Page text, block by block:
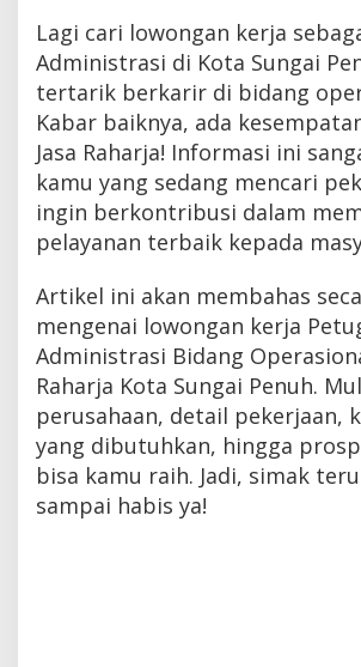
Lagi cari lowongan kerja
Administrasi di Kota Sungai
tertarik berkarir di bidang
Kabar baiknya, ada
Jasa Raharja! Informasi ini
kamu yang sedang mencari
ingin berkontribusi dalam
pelayanan terbaik kepada
Artikel ini akan membahas
mengenai lowongan kerja
Administrasi Bidang
Raharja Kota Sungai Penuh.
perusahaan, detail pekerjaan,
yang dibutuhkan, hingga
bisa kamu raih. Jadi, simak
sampai habis ya!